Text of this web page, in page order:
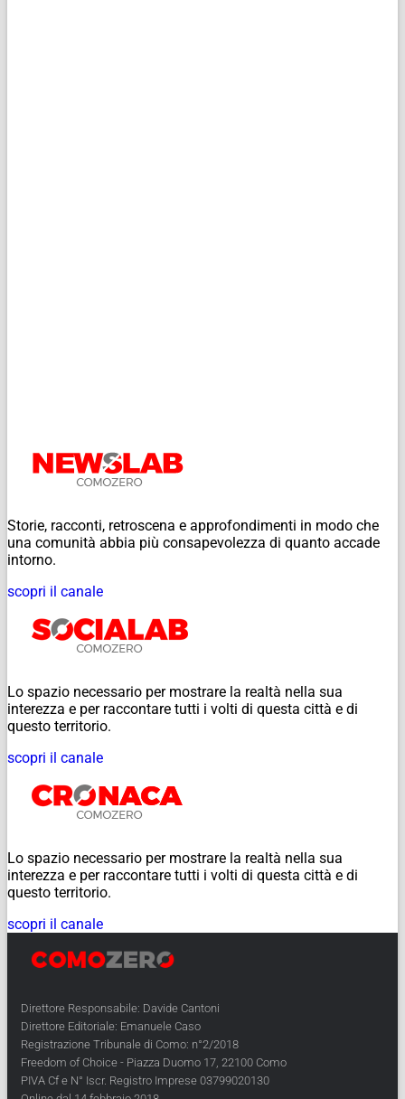
Storie, racconti, retroscena e approfondimenti in modo che
una comunità abbia più consapevolezza di quanto accade
intorno.
scopri il canale
Lo spazio necessario per mostrare la realtà nella sua
interezza e per raccontare tutti i volti di questa città e di
questo territorio.
scopri il canale
Lo spazio necessario per mostrare la realtà nella sua
interezza e per raccontare tutti i volti di questa città e di
questo territorio.
scopri il canale
Direttore Responsabile: Davide Cantoni
Direttore Editoriale: Emanuele Caso
Registrazione Tribunale di Como: n°2/2018
Freedom of Choice - Piazza Duomo 17, 22100 Como
PIVA Cf e N° Iscr. Registro Imprese 03799020130